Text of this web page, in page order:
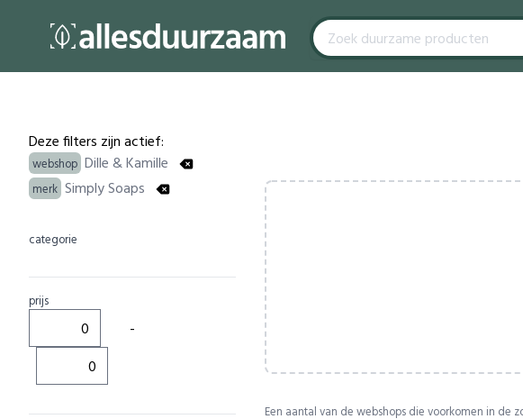
Filters
Deze filters zijn actief:
webshop Dille & Kamille
merk Simply Soaps
categorie
prijs
-
Een aantal van de webshops die voorkomen in de